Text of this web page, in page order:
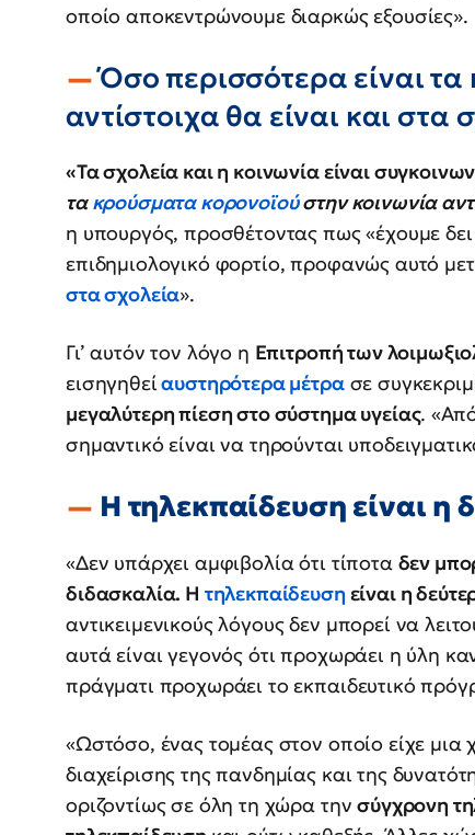
οποίο αποκεντρώνουμε διαρκώς εξουσίες».
Όσο περισσότερα είναι
αντίστοιχα θα είναι και στα
«Τα σχολεία και η κοινωνία είναι
τακρούσματα κορονοϊούστην κοινωνία
η υπουργός, προσθέτοντας πως «έχουμε
επιδημιολογικό φορτίο, προφανώς αυτό
στα σχολεία».
Γι’ αυτόν τον λόγο η Επιτροπή των
εισηγηθείαυστηρότερα μέτρασε
μεγαλύτερη πίεση στο σύστημα υγείας.
σημαντικό είναι να τηρούνται
Η τηλεκπαίδευση είναι η
«Δεν υπάρχει αμφιβολία ότι τίποτα δεν
διδασκαλία. Η τηλεκπαίδευση είναι η
αντικειμενικούς λόγους δεν μπορεί να
αυτά είναι γεγονός ότι προχωράει η ύλη
πράγματι προχωράει το εκπαιδευτικό
«Ωστόσο, ένας τομέας στον οποίο είχε μια
διαχείρισης της πανδημίας και της
οριζοντίως σε όλη τη χώρα τηνσύγχρονη